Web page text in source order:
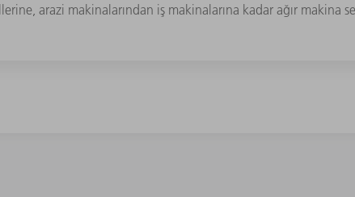
arazi makinalarından iş makinalarına kadar ağır makina